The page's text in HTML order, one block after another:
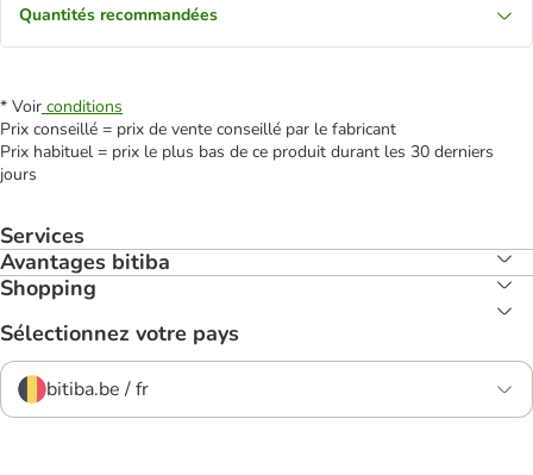
Quantités recommandées
* Voir conditions
Prix conseillé = prix de vente conseillé par le fabricant
Prix habituel = prix le plus bas de ce produit durant les 30 derniers
jours
Services
Avantages bitiba
Shopping
Sélectionnez votre pays
bitiba.be / fr